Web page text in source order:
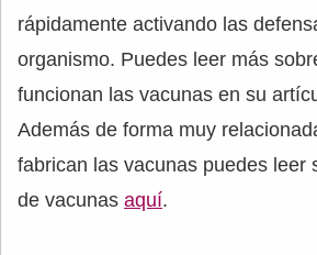
rápidamente activando las
organismo. Puedes leer más
funcionan las vacunas en su
Además de forma muy
fabrican las vacunas puedes leer
de vacunas aquí.